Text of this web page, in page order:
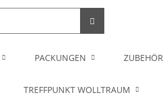
PACKUNGEN ZUBEHÖR
TREFFPUNKT WOLLTRAUM